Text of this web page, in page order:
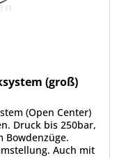
(groß)
(Open Center)
Druck bis 250bar,
Bowdenzüge.
Auch mit